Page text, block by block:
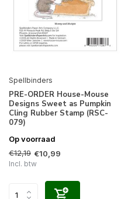
Spellbinders
PRE-ORDER House-Mouse
Designs Sweet as Pumpkin
Cling Rubber Stamp (RSC-
079)
Op voorraad
€12,19 €10,99
Incl. btw